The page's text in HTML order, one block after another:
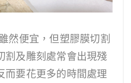
然便宜，但塑膠膜切割
割及雕刻處常會出現殘
而要花更多的時間處理